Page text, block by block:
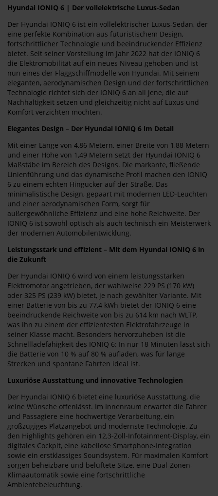
Hyundai IONIQ 6 | Der vollelektrische Luxus-Sedan
Der Hyundai IONIQ 6 ist ein vollelektrischer Luxus-Sedan, der
eine perfekte Kombination aus futuristischem Design,
fortschrittlicher Technologie und beeindruckender Effizienz
bietet. Seit seiner Vorstellung im Jahr 2022 hat der IONIQ 6
die Elektromobilität auf ein neues Niveau gehoben und ist
nun eines der Flaggschiffmodelle von Hyundai. Mit seinem
eleganten, aerodynamischen Design und der fortschrittlichen
Technologie richtet sich der IONIQ 6 an all jene, die auf
Nachhaltigkeit setzen und gleichzeitig nicht auf Luxus und
Komfort verzichten möchten.
Elegantes Design – Der Hyundai IONIQ 6 im Detail
Mit einer Länge von 4,86 Metern, einer Breite von 1,88 Metern
und einer Höhe von 1,49 Metern setzt der Hyundai IONIQ 6
Maßstäbe im Bereich des Designs. Die markante, fließende
Linienführung und das dynamische Profil machen den IONIQ
6 zu einem echten Hingucker auf der Straße. Das
minimalistische Design, gepaart mit modernen LED-Leuchten
und einer aerodynamischen Form, sorgt für
außergewöhnliche Effizienz und eine hohe Reichweite. Der
IONIQ 6 ist sowohl optisch als auch technisch ein Meisterwerk
der modernen Automobilentwicklung.
Leistungsstark und effizient – Mit dem Hyundai IONIQ 6 in
die Zukunft
Der Hyundai IONIQ 6 wird von einem leistungsstarken
Elektromotor angetrieben, der wahlweise 229 PS (170 kW)
oder 325 PS (239 kW) bietet, je nach gewählter Variante. Mit
einer Batterie von bis zu 77,4 kWh bietet der IONIQ 6 eine
beeindruckende Reichweite von bis zu 614 km nach WLTP,
was ihn zu einem der effizientesten Elektrofahrzeuge in
seiner Klasse macht. Besonders hervorzuheben ist die
Schnellladefähigkeit des IONIQ 6: In nur 18 Minuten lässt sich
die Batterie von 10 % auf 80 % aufladen, was für lange
Strecken und spontane Fahrten ideal ist.
Luxuriöse Ausstattung und innovative Technologien
Der Hyundai IONIQ 6 bietet eine luxuriöse Ausstattung, die
keine Wünsche offenlässt. Im Innenraum erwartet die Fahrer
und Passagiere eine hochwertige Verarbeitung, ein
großzügiges Platzangebot und modernste Technologie. Zu
den Highlights gehören ein 12,3-Zoll-Infotainment-Display, ein
digitales Cockpit, eine kabellose Smartphone-Integration
sowie ein erstklassiges Soundsystem. Für maximalen Komfort
sorgen beheizbare und belüftete Sitze, eine Dual-Zonen-
Klimaautomatik sowie eine fortschrittliche
Ambientebeleuchtung.